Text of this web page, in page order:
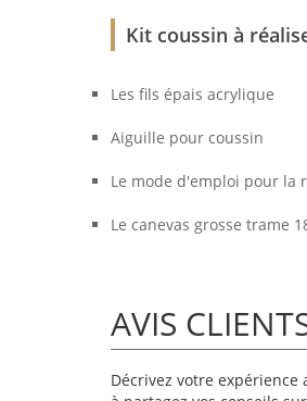
Kit coussin à
Les fils épais acrylique
Aiguille pour coussin
Le mode d'emploi pour la
Le canevas grosse trame
AVIS
Décrivez votre